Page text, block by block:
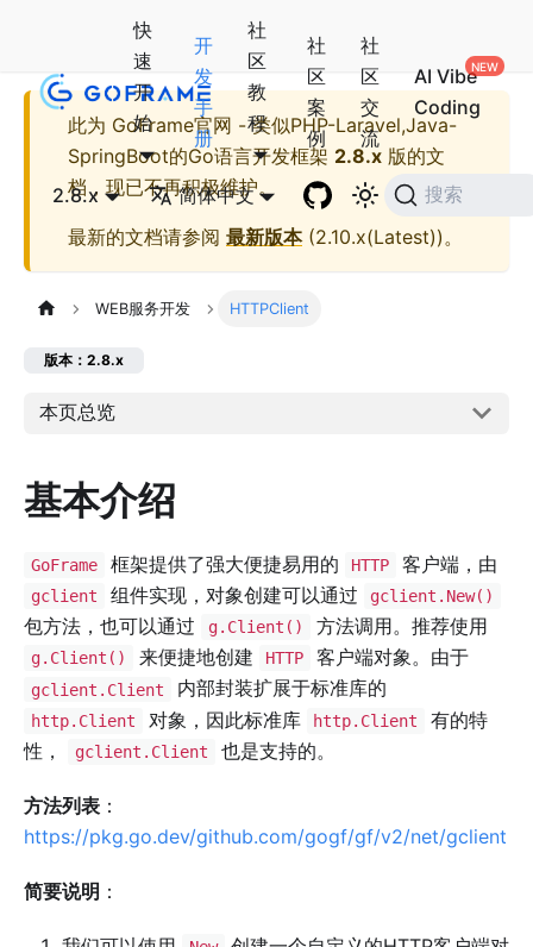
快
速
开
始
开
发
手
册
社
区
教
程
社
区
案
例
社
区
交
流
AI Vibe
Coding
2.8.x 简体中文 搜索
此为 GoFrame官网 - 类似PHP-Laravel,Java-
SpringBoot的Go语言开发框架 2.8.x 版的文
档，现已不再积极维护。
最新的文档请参阅 最新版本(2.10.x(Latest))。
WEB服务开发 HTTPClient
版本：2.8.x
本页总览
基本介绍
GoFrame 框架提供了强大便捷易用的 HTTP 客户端，由
gclient 组件实现，对象创建可以通过 gclient.New()
包方法，也可以通过 g.Client() 方法调用。推荐使用
g.Client() 来便捷地创建 HTTP 客户端对象。由于
gclient.Client 内部封装扩展于标准库的
http.Client 对象，因此标准库 http.Client
有的特
性，
gclient.Client 也是支持的。
方法列表 ：
https://pkg.go.dev/github.com/gogf/gf/v2/net/gclient
简要说明 ：